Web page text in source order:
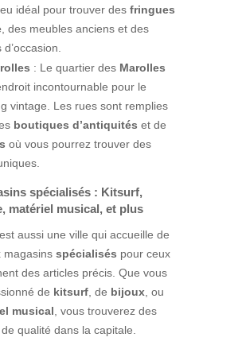
idéal pour trouver des fringues
, des meubles anciens et des
: Le quartier des Marolles
incontournable pour le
vintage. Les rues sont remplies
boutiques d’antiquités et de
où vous pourrez trouver des
spécialisés : Kitsurf,
matériel musical, et plus
aussi une ville qui accueille de
magasins spécialisés pour ceux
des articles précis. Que vous
de kitsurf, de bijoux, ou
musical , vous trouverez des
qualité dans la capitale.